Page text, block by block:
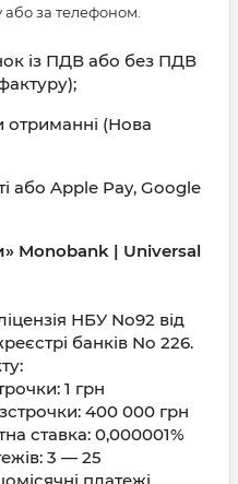
за телефоном.
із ПДВ або без ПДВ
отриманні (Нова
або Apple Pay, Google
Monobank | Universal
НБУ No92 від
банків No 226.
1 грн
400 000 грн
ставка: 0,000001%
3 — 25